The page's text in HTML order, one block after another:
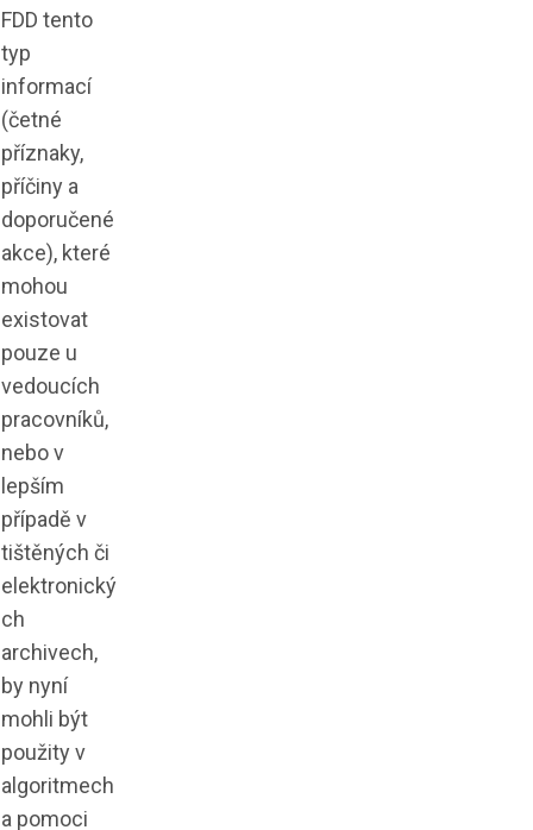
FDD tento
typ
informací
(četné
příznaky,
příčiny a
doporučené
akce), které
mohou
existovat
pouze u
vedoucích
pracovníků,
nebo v
lepším
případě v
tištěných či
elektronický
ch
archivech,
by nyní
mohli být
použity v
algoritmech
a pomoci